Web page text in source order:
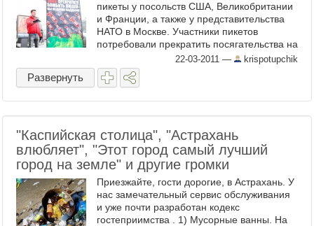
пикеты у посольств США, Великобритании
и Франции, а также у представительства
НАТО в Москве. Участники пикетов
потребовали прекратить посягательства на
22-03-2011 — krispotupchik
Развернуть
"Каспийская столица", "Астрахань
влюбляет", "Этот город самый лучший
город на земле" и другие громки
Приезжайте, гости дорогие, в Астрахань. У
нас замечательный сервис обслуживания
и уже почти разработан кодекс
гостеприимства . 1) Мусорные ванны. На